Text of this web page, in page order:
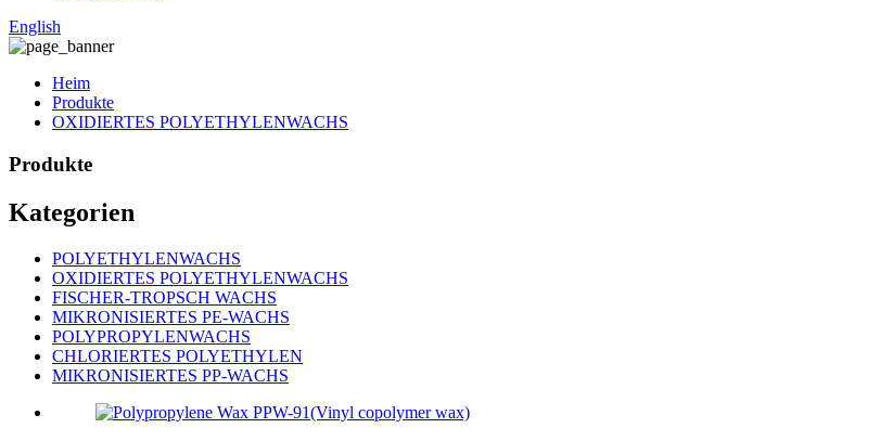
English
Heim
Produkte
OXIDIERTES POLYETHYLENWACHS
Produkte
Kategorien
POLYETHYLENWACHS
OXIDIERTES POLYETHYLENWACHS
FISCHER-TROPSCH WACHS
MIKRONISIERTES PE-WACHS
POLYPROPYLENWACHS
CHLORIERTES POLYETHYLEN
MIKRONISIERTES PP-WACHS